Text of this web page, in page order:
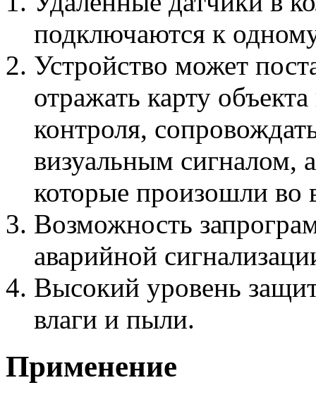
подключаются к
Устройство может
отражать карту
контроля,
визуальным сигналом,
которые произошли во
Возможность
аварийной
Высокий уровень
влаги и пыли.
Применение